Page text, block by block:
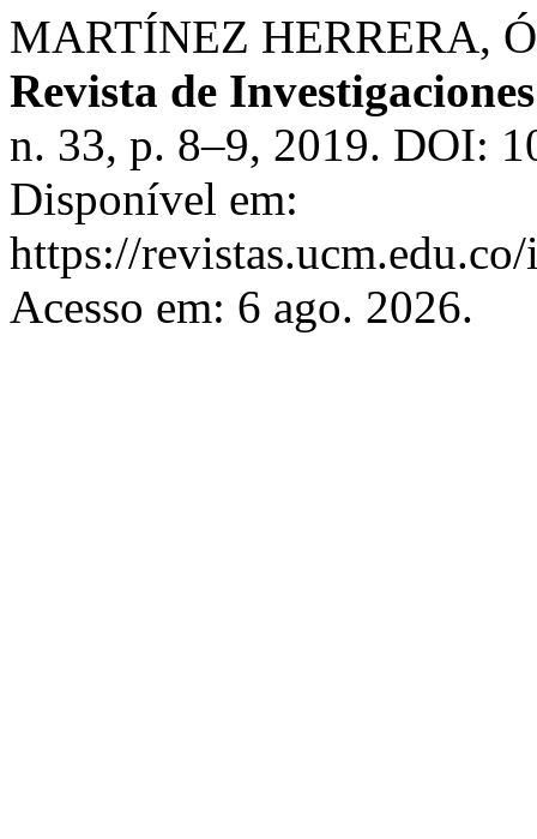
MARTÍNEZ HERRERA,
Revista de
n. 33, p. 8–9, 2019. DOI:
Disponível em:
https://
Acesso em: 6 ago. 2026.